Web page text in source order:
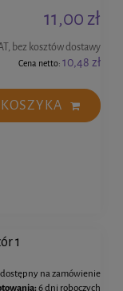
11,00 zł
bez kosztów dostawy
Cena netto: 10,48 zł
1
dostępny na zamówienie
6 dni roboczych